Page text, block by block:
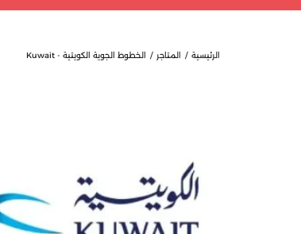
الرئيسية المتاجر
الخطوط الجوية الكويتية - Kuwait